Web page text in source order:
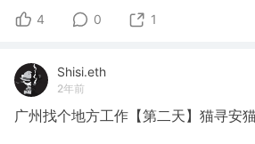
4 0 1
Shisi.eth
2年前
广州找个地方工作【第二天】猫寻安